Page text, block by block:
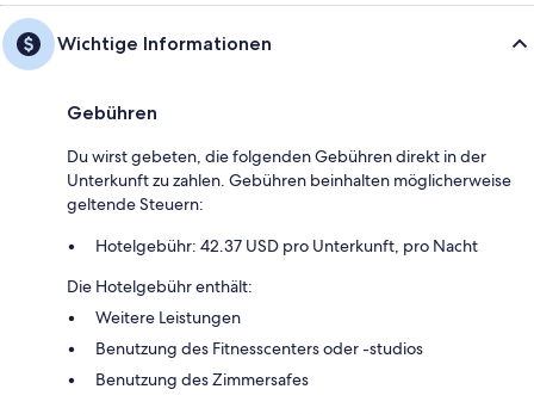
Wichtige Informationen
Gebühren
Du wirst gebeten, die folgenden Gebühren direkt in der
Unterkunft zu zahlen. Gebühren beinhalten möglicherweise
geltende Steuern:
Hotelgebühr: 42.37 USD pro Unterkunft, pro Nacht
Die Hotelgebühr enthält:
Weitere Leistungen
Benutzung des Fitnesscenters oder -studios
Benutzung des Zimmersafes